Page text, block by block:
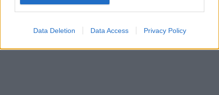
Data Deletion Data Access Privacy Policy